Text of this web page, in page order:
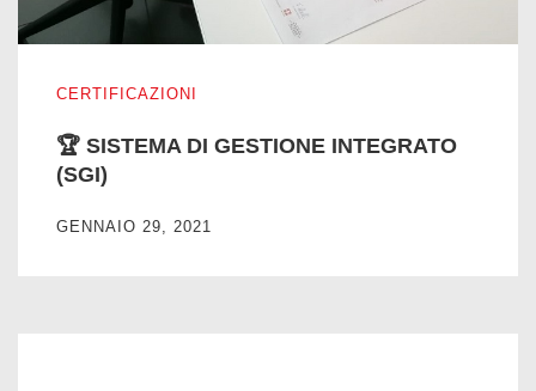
CERTIFICAZIONI
🏆 SISTEMA DI GESTIONE INTEGRATO
(SGI)
GENNAIO 29, 2021